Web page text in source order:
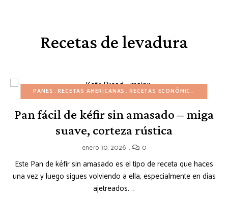
Recetas de levadura
PANES RECETAS AMERICANAS RECETAS ECONÓMICAS
Pan fácil de kéfir sin amasado – miga
suave, corteza rústica
enero 30, 2026 0
Este Pan de kéfir sin amasado es el tipo de receta que haces
una vez y luego sigues volviendo a ella, especialmente en días
ajetreados. …